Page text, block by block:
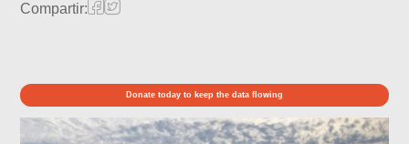
Compartir:
Donate today to keep the data flowing